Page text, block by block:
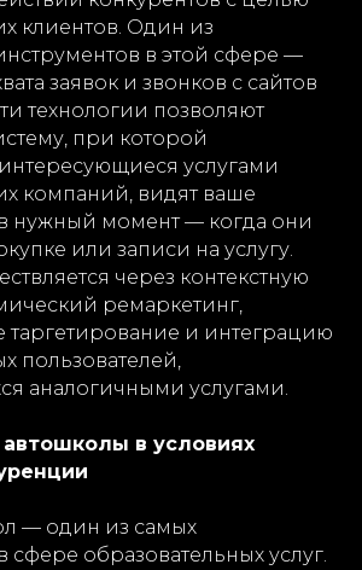
клиентов. Один из
в этой сфере —
заявок и звонков с сайтов
технологии позволяют
при которой
услугами
компаний, видят ваше
нужный момент — когда они
или записи на услугу.
через контекстную
ремаркетинг,
таргетирование и интеграцию
пользователей,
аналогичными услугами.
в условиях
— один из самых
сфере образовательных услуг.